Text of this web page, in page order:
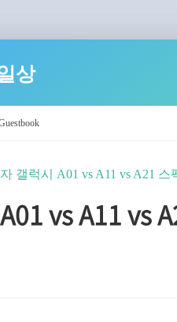
상
갤럭시 A01 vs A11 vs A21 스
vs A11 vs